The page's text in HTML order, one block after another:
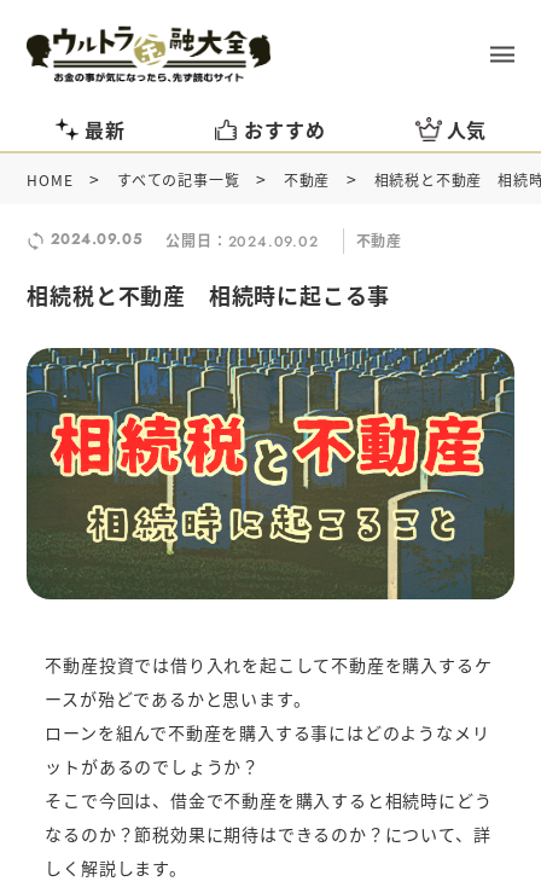
最新 おすすめ 人気
HOME > すべての記事一覧 > 不動産 > 相続税と不動産 相続
2024.09.05 公開日： 2024.09.02 不動産
相続税と不動産 相続時に起こる事
不動産投資では借り入れを起こして不動産を購入するケ
ースが殆どであるかと思います。
ローンを組んで不動産を購入する事にはどのようなメリ
ットがあるのでしょうか？
そこで今回は、借金で不動産を購入すると相続時にどう
なるのか？節税効果に期待はできるのか？について、詳
しく解説します。